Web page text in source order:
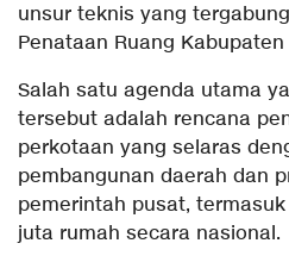
unsur teknis yang
Penataan Ruang Kabupaten
Salah satu agenda utama
tersebut adalah rencana
perkotaan yang selaras
pembangunan daerah dan
pemerintah pusat,
juta rumah secara nasional.